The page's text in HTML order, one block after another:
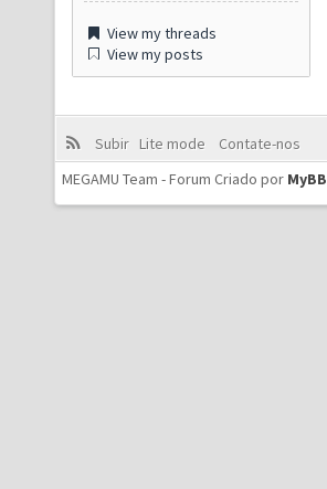
View my threads
View my posts
Subir Lite mode
Contate-nos
MEGAMU Team - Forum Criado por MyBB